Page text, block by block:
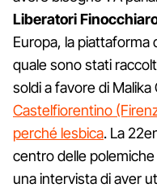
Liberatori
Europa, la
quale sono stati
soldi a favore di Malika
Castelfiorentino
perché lesbica. La
centro delle
una intervista di aver